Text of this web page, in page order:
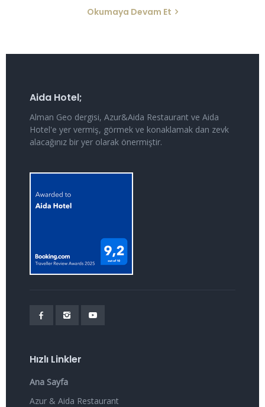
Okumaya Devam Et
Aida Hotel;
Alman Geo dergisi, Azur&Aida Restaurant ve Aida
Hotel'e yer vermiş, görmek ve konaklamak dan zevk
alacağınız bir yer olarak önermiştir.
Hızlı Linkler
Ana Sayfa
Azur & Aida Restaurant